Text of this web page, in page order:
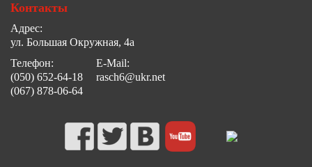
Контакты
Адрес:
ул. Большая Окружная, 4а
Телефон:
(050) 652-64-18
(067) 878-06-64
E-Mail:
rasch6@ukr.net